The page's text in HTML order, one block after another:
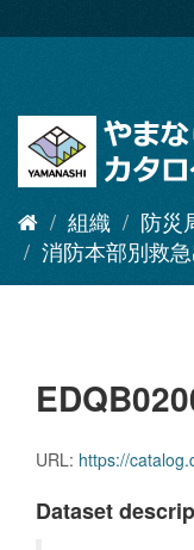
キ
組織
防災
消防本部別救
URL: https://catalog.dataplatform-yamanashi.jp/
Dataset